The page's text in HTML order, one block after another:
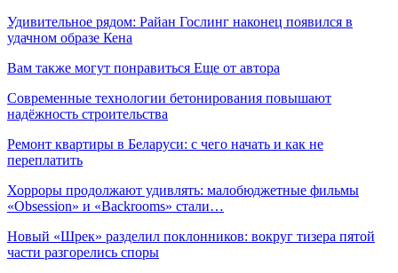
Удивительное рядом: Райан Гослинг наконец появился в
удачном образе Кена
Вам также могут понравиться Еще от автора
Современные технологии бетонирования повышают
надёжность строительства
Ремонт квартиры в Беларуси: с чего начать и как не
переплатить
Хорроры продолжают удивлять: малобюджетные фильмы
«Obsession» и «Backrooms» стали…
Новый «Шрек» разделил поклонников: вокруг тизера пятой
части разгорелись споры